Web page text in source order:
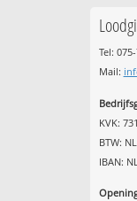
Tel:
Mail:
KVK:
BTW:
IBAN: